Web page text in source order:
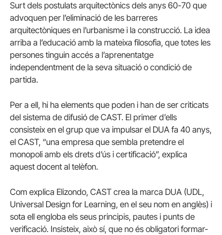
Surt dels postulats arquitectònics dels anys 60-70 que
advoquen per l’eliminació de les barreres
arquitectòniques en l’urbanisme i la construcció. La idea
arriba a l’educació amb la mateixa filosofia, que totes les
persones tinguin accés a l’aprenentatge
independentment de la seva situació o condició de
partida.
Per a ell, hi ha elements que poden i han de ser criticats
del sistema de difusió de CAST. El primer d’ells
consisteix en el grup que va impulsar el DUA fa 40 anys,
el CAST, “una empresa que sembla pretendre el
monopoli amb els drets d’ús i certificació”, explica
aquest docent al telèfon.
Com explica Elizondo, CAST crea la marca DUA (UDL,
Universal Design for Learning, en el seu nom en anglès) i
sota ell engloba els seus principis, pautes i punts de
verificació. Insisteix, això sí, que no és obligatori formar-